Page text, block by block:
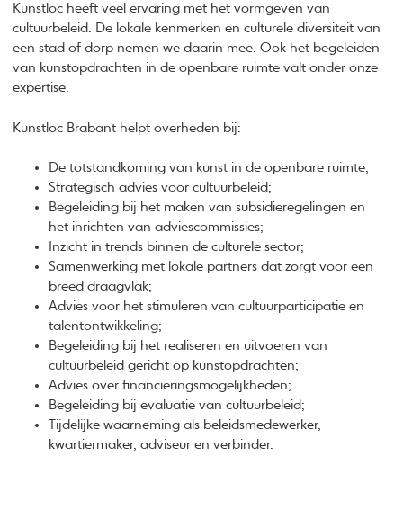
Kunstloc heeft veel ervaring met het vormgeven van
cultuurbeleid. De lokale kenmerken en culturele diversiteit van
een stad of dorp nemen we daarin mee. Ook het begeleiden
van kunstopdrachten in de openbare ruimte valt onder onze
expertise.
Kunstloc Brabant helpt overheden bij:
De totstandkoming van kunst in de openbare ruimte;
Strategisch advies voor cultuurbeleid;
Begeleiding bij het maken van subsidieregelingen en
het inrichten van adviescommissies;
Inzicht in trends binnen de culturele sector;
Samenwerking met lokale partners dat zorgt voor een
breed draagvlak;
Advies voor het stimuleren van cultuurparticipatie en
talentontwikkeling;
Begeleiding bij het realiseren en uitvoeren van
cultuurbeleid gericht op kunstopdrachten;
Advies over financieringsmogelijkheden;
Begeleiding bij evaluatie van cultuurbeleid;
Tijdelijke waarneming als beleidsmedewerker,
kwartiermaker, adviseur en verbinder.